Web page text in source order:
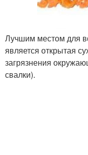
Лучшим местом для
является открытая
загрязнения
свалки).